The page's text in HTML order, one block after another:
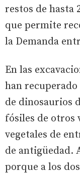
restos de hasta
que permite
la Demanda
En las
han recuperado
de dinosaurios
fósiles de otros
vegetales de
de antigüedad.
porque a los